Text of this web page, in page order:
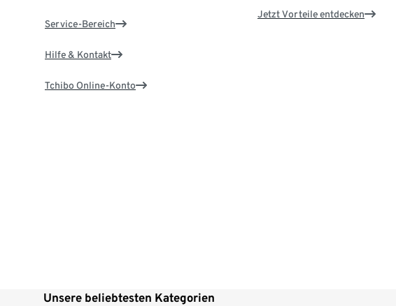
Service-Bereich
Hilfe & Kontakt
Tchibo Online-Konto
Jetzt Vorteile entdecken
Unsere beliebtesten Kategorien